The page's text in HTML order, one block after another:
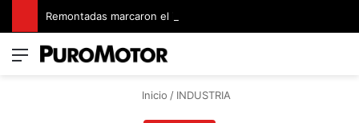
Menú
Inicio / INDUSTRIA